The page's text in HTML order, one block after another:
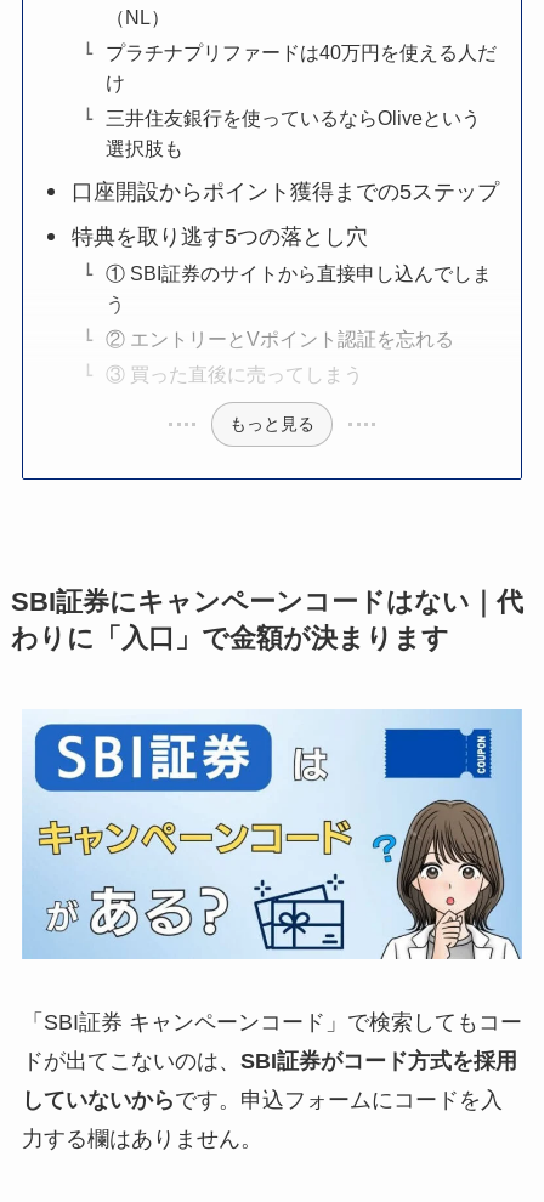
（NL）
プラチナプリファードは40万円を使える人だ
け
三井住友銀行を使っているならOliveという
選択肢も
口座開設からポイント獲得までの5ステップ
特典を取り逃す5つの落とし穴
① SBI証券のサイトから直接申し込んでしま
う
② エントリーとVポイント認証を忘れる
③ 買った直後に売ってしまう
もっと見る
SBI証券にキャンペーンコードはない｜代
わりに「入口」で金額が決まります
「SBI証券 キャンペーンコード」で検索してもコー
ドが出てこないのは、 SBI証券がコード方式を採用
していないからです。申込フォームにコードを入
力する欄はありません。